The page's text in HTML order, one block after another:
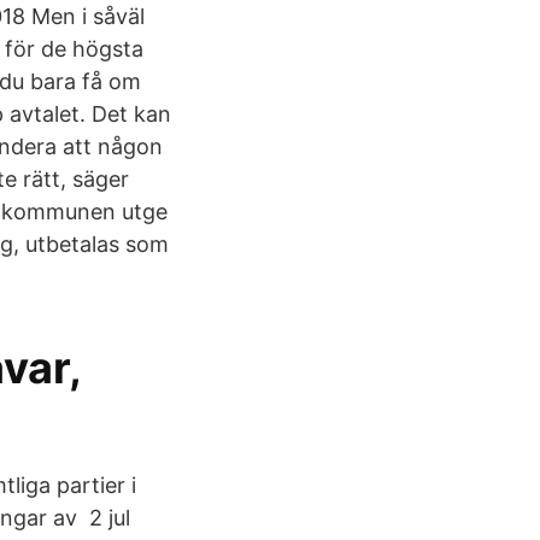
Men i såväl
de högsta
bara få om
avtalet. Det kan
att någon
rätt, säger
utge
utbetalas som
partier i
av 2 jul